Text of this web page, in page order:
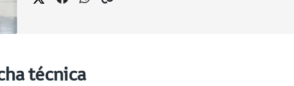
técnica